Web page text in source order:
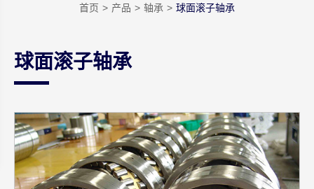
首页 产品 轴承 球面滚子轴承
球面滚子轴承